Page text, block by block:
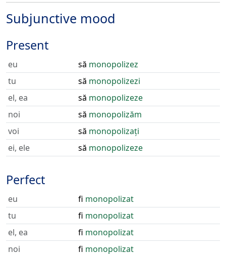
Subjunctive mood
Present
eu să monopolizez
tu
să monopolizezi
el, ea
să monopolizeze
noi
să monopolizăm
voi
să monopolizați
ei, ele
să monopolizeze
Perfect
eu fi monopolizat
tu
fi monopolizat
el, ea
fi monopolizat
noi
fi monopolizat